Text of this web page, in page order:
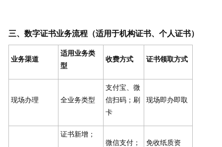
三、数字证书业务流程（适用于机构证书、个人证书）
业务渠道
适用业务类
型
收费方式 证书领取方式
现场办理 全业务类型
支付宝、微
信扫码；刷
卡
现场即办即取
证书新增；
微信支付；
免收纸质资